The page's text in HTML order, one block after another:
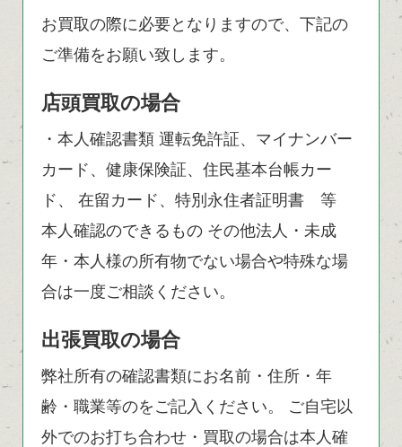
お買取の際に必要となりますので、下記の
ご準備をお願い致します。
店頭買取の場合
・本人確認書類 運転免許証、マイナンバー
カード、健康保険証、住民基本台帳カー
ド、 在留カード、特別永住者証明書 等
本人確認のできるもの その他法人・未成
年・本人様の所有物でない場合や特殊な場
合は一度ご相談ください。
出張買取の場合
弊社所有の確認書類にお名前・住所・年
齢・職業等のをご記入ください。 ご自宅以
外でのお打ち合わせ・買取の場合は本人確